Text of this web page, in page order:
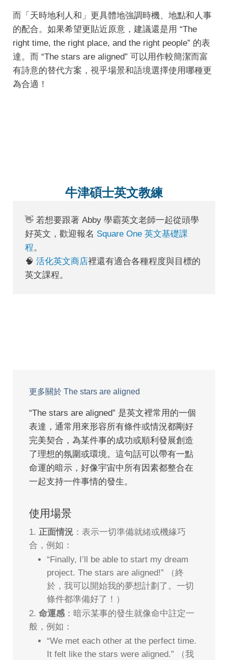
而「天時地利人和」更具體地強調時機、地點和人事
的配合。如果希望更貼近原意，建議還是用 “The
right time, the right place, and the right people” 的表
達。而 “The stars are aligned” 可以用作較簡潔而富
有詩意的替代方案，視乎場景和語境選擇使用哪種更
為合適！
牛津碩士英文教練
👋 若想要跟著 Abby 學霸英文老師一起從頭學
好英文，歡迎報名 Square One 英文基礎課
程。
🧠 活化英文商店裡還有適合各種程度與目標的
英文課程。
更多關於 The stars are aligned
“The stars are aligned” 是英文裡常用的一個
表達，通常用來形容所有條件或情況都剛好
完美契合，為某件事的成功或順利發展創造
了理想的氛圍或環境。這句話可以帶有一點
命運的暗示，好像宇宙中所有因素都整合在
一起支持一件事情的發生。
使用場景
正面情況 ：表示一切準備就緒或機緣巧
合，例如：
“Finally, I’ll be able to start my dream
project. The stars are aligned!” （終
於，我可以開始我的夢想計劃了。一切
條件都準備好了！）
命運感 ：暗示某事的發生就像命中註定一
般，例如：
“We met each other at the perfect time.
It felt like the stars were aligned.” （我